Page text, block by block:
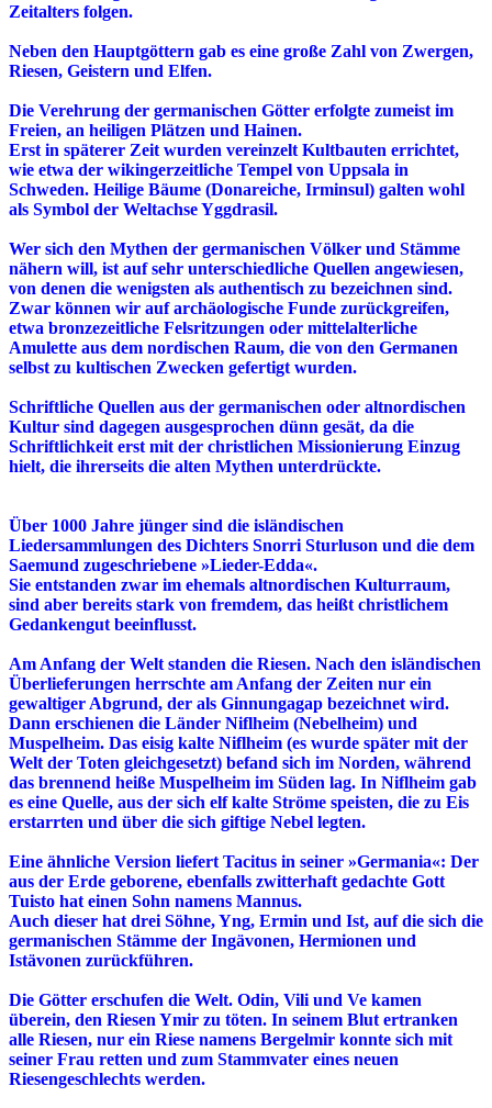
Zeitalters folgen.
Neben den Hauptgöttern gab es eine große Zahl von Zwergen,
Riesen, Geistern und Elfen.
Die Verehrung der germanischen Götter erfolgte zumeist im
Freien, an heiligen Plätzen und Hainen.
Erst in späterer Zeit wurden vereinzelt Kultbauten errichtet,
wie etwa der wikingerzeitliche Tempel von Uppsala in
Schweden. Heilige Bäume (Donareiche, Irminsul) galten wohl
als Symbol der Weltachse Yggdrasil.
Wer sich den Mythen der germanischen Völker und Stämme
nähern will, ist auf sehr unterschiedliche Quellen angewiesen,
von denen die wenigsten als authentisch zu bezeichnen sind.
Zwar können wir auf archäologische Funde zurückgreifen,
etwa bronzezeitliche Felsritzungen oder mittelalterliche
Amulette aus dem nordischen Raum, die von den Germanen
selbst zu kultischen Zwecken gefertigt wurden.
Schriftliche Quellen aus der germanischen oder altnordischen
Kultur sind dagegen ausgesprochen dünn gesät, da die
Schriftlichkeit erst mit der christlichen Missionierung Einzug
hielt, die ihrerseits die alten Mythen unterdrückte.
Über 1000 Jahre jünger sind die isländischen
Liedersammlungen des Dichters Snorri Sturluson und die dem
Saemund zugeschriebene »Lieder-Edda«.
Sie entstanden zwar im ehemals altnordischen Kulturraum,
sind aber bereits stark von fremdem, das heißt christlichem
Gedankengut beeinflusst.
Am Anfang der Welt standen die Riesen. Nach den isländischen
Überlieferungen herrschte am Anfang der Zeiten nur ein
gewaltiger Abgrund, der als Ginnungagap bezeichnet wird.
Dann erschienen die Länder Niflheim (Nebelheim) und
Muspelheim. Das eisig kalte Niflheim (es wurde später mit der
Welt der Toten gleichgesetzt) befand sich im Norden, während
das brennend heiße Muspelheim im Süden lag. In Niflheim gab
es eine Quelle, aus der sich elf kalte Ströme speisten, die zu Eis
erstarrten und über die sich giftige Nebel legten.
Eine ähnliche Version liefert Tacitus in seiner »Germania«: Der
aus der Erde geborene, ebenfalls zwitterhaft gedachte Gott
Tuisto hat einen Sohn namens Mannus.
Auch dieser hat drei Söhne, Yng, Ermin und Ist, auf die sich die
germanischen Stämme der Ingävonen, Hermionen und
Istävonen zurückführen.
Die Götter erschufen die Welt. Odin, Vili und Ve kamen
überein, den Riesen Ymir zu töten. In seinem Blut ertranken
alle Riesen, nur ein Riese namens Bergelmir konnte sich mit
seiner Frau retten und zum Stammvater eines neuen
Riesengeschlechts werden.